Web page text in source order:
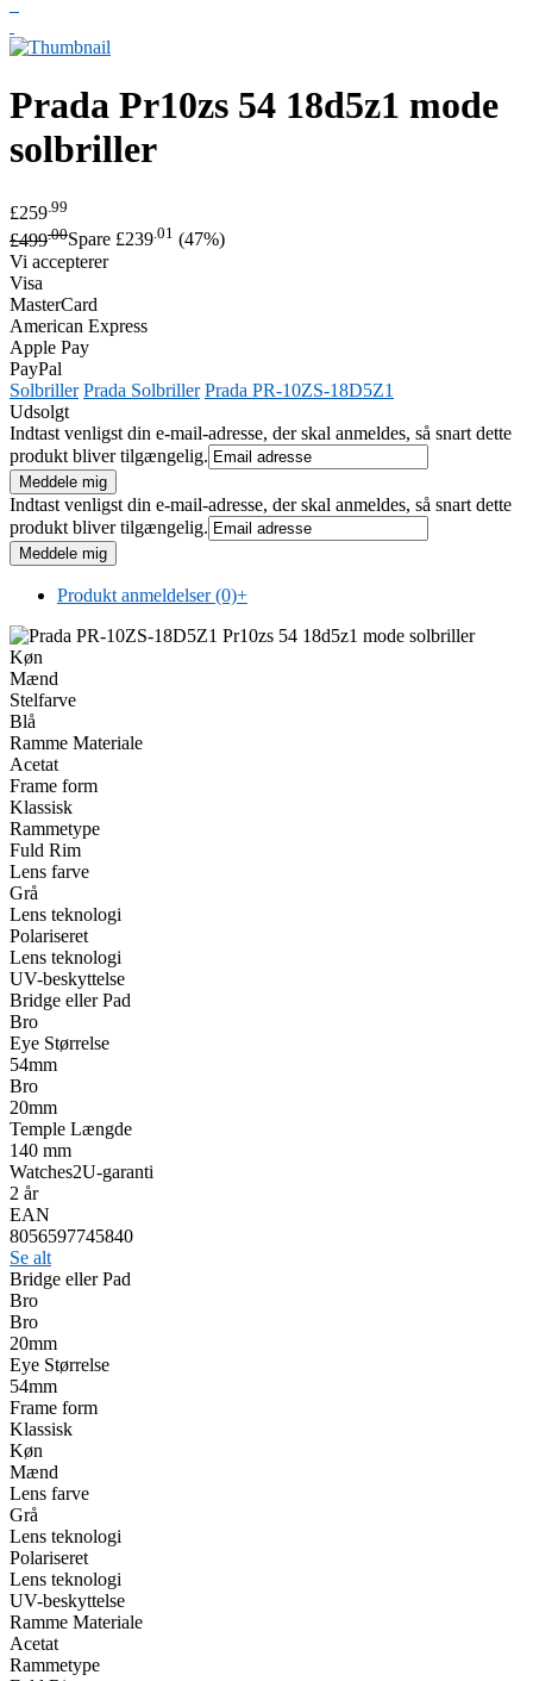
Prada Pr10zs 54 18d5z1 mode
solbriller
£259 .99
£499.00Spare £239.01 (47%)
Vi accepterer
Visa
MasterCard
American Express
Apple Pay
PayPal
Solbriller Prada Solbriller Prada PR-10ZS-18D5Z1
Udsolgt
Indtast venligst din e-mail-adresse, der skal anmeldes, så snart dette
produkt bliver tilgængelig.
Indtast venligst din e-mail-adresse, der skal anmeldes, så snart dette
produkt bliver tilgængelig.
Produkt anmeldelser (0)+
Køn
Mænd
Stelfarve
Blå
Ramme Materiale
Acetat
Frame form
Klassisk
Rammetype
Fuld Rim
Lens farve
Grå
Lens teknologi
Polariseret
Lens teknologi
UV-beskyttelse
Bridge eller Pad
Bro
Eye Størrelse
54mm
Bro
20mm
Temple Længde
140 mm
Watches2U-garanti
2 år
EAN
8056597745840
Se alt
Bridge eller Pad
Bro
Bro
20mm
Eye Størrelse
54mm
Frame form
Klassisk
Køn
Mænd
Lens farve
Grå
Lens teknologi
Polariseret
Lens teknologi
UV-beskyttelse
Ramme Materiale
Acetat
Rammetype